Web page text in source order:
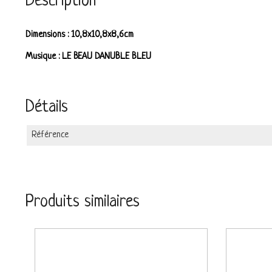
Dimensions : 10,8x10,8x8,6cm
Musique : LE BEAU DANUBLE BLEU
Détails
Référence
Produits similaires